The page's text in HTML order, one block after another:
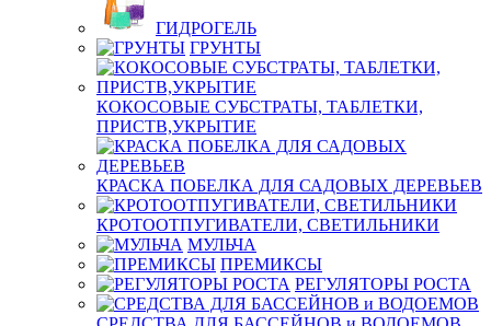
ГИДРОГЕЛЬ
ГРУНТЫ
КОКОСОВЫЕ СУБСТРАТЫ, ТАБЛЕТКИ,
ПРИСТВ,УКРЫТИЕ
КРАСКА ПОБЕЛКА ДЛЯ САДОВЫХ ДЕРЕВЬЕВ
КРОТООТПУГИВАТЕЛИ, СВЕТИЛЬНИКИ
МУЛЬЧА
ПРЕМИКСЫ
РЕГУЛЯТОРЫ РОСТА